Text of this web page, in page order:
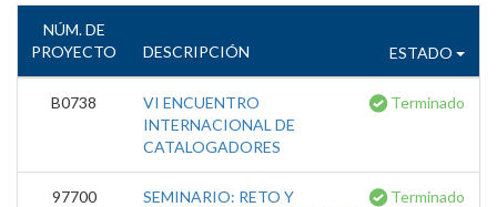
NÚM. DE
PROYECTO
DESCRIPCIÓN ESTADO
B0738
VI ENCUENTRO
INTERNACIONAL DE
CATALOGADORES
Terminado
97700
SEMINARIO: RETO Y
Terminado